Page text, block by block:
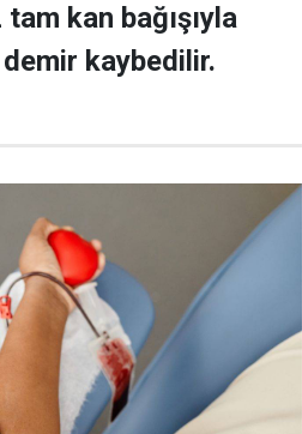
kan bağışıyla
kaybedilir.